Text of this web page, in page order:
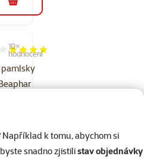
k tomu, abychom si
snadno zjistilistav objednávky
do košíku
počet hodnocení: 10
10×
hodnocení